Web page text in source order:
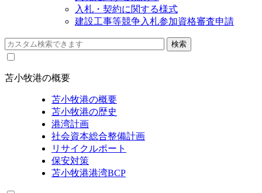
入札・契約に関する様式
建設工事等競争入札参加資格審査申請
苫小牧港の概要
苫小牧港の概要
苫小牧港の歴史
港湾計画
社会資本総合整備計画
リサイクルポート
保安対策
苫小牧港港湾BCP